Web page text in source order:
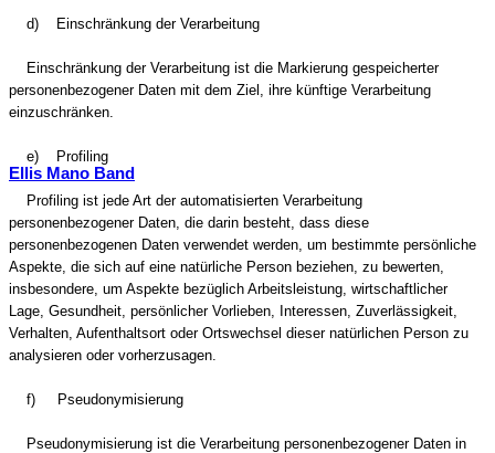
Ellis Mano Band
d) Einschränkung der Verarbeitung
Einschränkung der Verarbeitung ist die Markierung gespeicherter
personenbezogener Daten mit dem Ziel, ihre künftige Verarbeitung
einzuschränken.
e) Profiling
Profiling ist jede Art der automatisierten Verarbeitung
personenbezogener Daten, die darin besteht, dass diese
personenbezogenen Daten verwendet werden, um bestimmte persönliche
Aspekte, die sich auf eine natürliche Person beziehen, zu bewerten,
insbesondere, um Aspekte bezüglich Arbeitsleistung, wirtschaftlicher
Lage, Gesundheit, persönlicher Vorlieben, Interessen, Zuverlässigkeit,
Verhalten, Aufenthaltsort oder Ortswechsel dieser natürlichen Person zu
analysieren oder vorherzusagen.
f) Pseudonymisierung
Pseudonymisierung ist die Verarbeitung personenbezogener Daten in